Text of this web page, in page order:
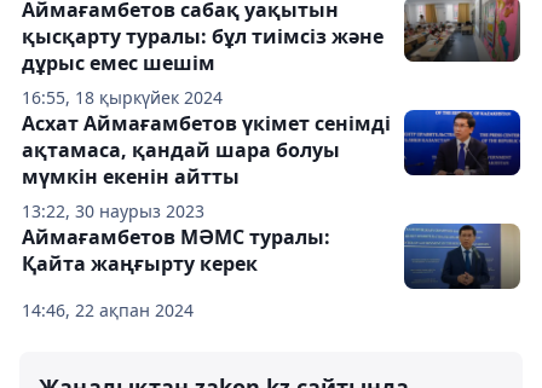
16:55, 18 қыркүйек 2024
Аймағамбетов сабақ уақытын
қысқарту туралы: бұл тиімсіз және
дұрыс емес шешім
13:22, 30 наурыз 2023
Асхат Аймағамбетов үкімет сенімді
ақтамаса, қандай шара болуы
мүмкін екенін айтты
14:46, 22 ақпан 2024
Аймағамбетов МӘМС туралы:
Қайта жаңғырту керек